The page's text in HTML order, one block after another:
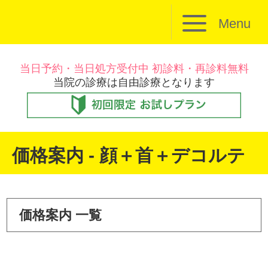
Menu
当日予約・当日処方受付中 初診料・再診料無料
当院の診療は自由診療となります
価格案内 - 顔＋首＋デコルテ
価格案内 一覧